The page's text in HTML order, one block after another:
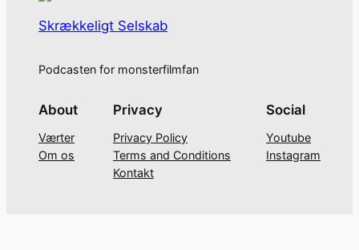
Skrækkeligt Selskab
Podcasten for monsterfilmfan
About
Værter
Om os
Privacy
Privacy Policy
Terms and Conditions
Kontakt
Social
Youtube
Instagram